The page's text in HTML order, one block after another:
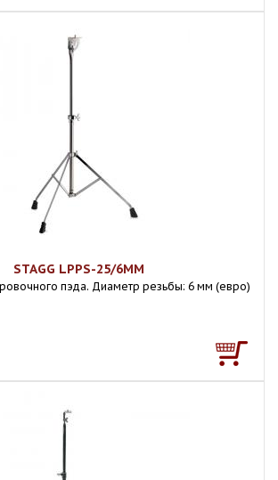
STAGG LPPS-25/6MM
пэда. Диаметр резьбы: 6 мм (евро)